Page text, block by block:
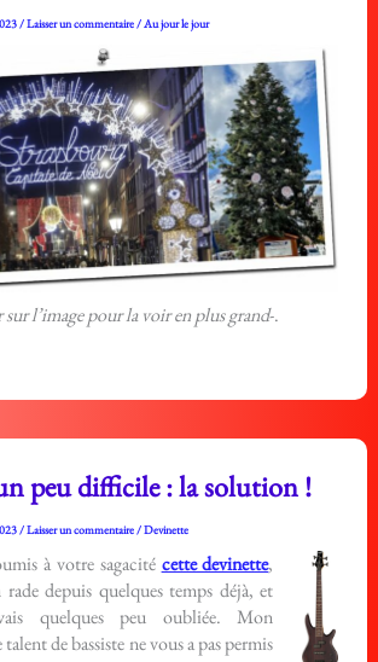
/Laisser un commentaire/Au jour le jour
l’image pour la voir en plus grand-.
peu difficile : la solution !
/Laisser un commentaire/Devinette
à votre sagacité cette devinette,
rade depuis quelques temps déjà, et
quelques peu oubliée. Mon
de bassiste ne vous a pas permis